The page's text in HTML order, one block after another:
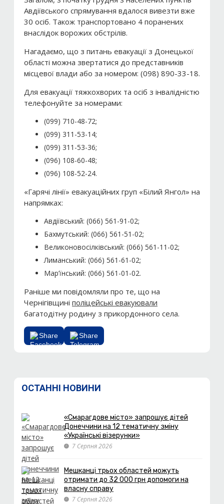
Авдіївського спрямування вдалося вивезти вже
30 осіб. Також транспортовано 4 поранених
внаслідок ворожих обстрілів.
Нагадаємо, що з питань евакуації з Донецької
області можна звертатися до представників
місцевої влади або за номером: (098) 890-33-18.
Для евакуації тяжкохворих та осіб з інвалідністю
телефонуйте за номерами:
(099) 710-48-72;
(099) 311-53-14;
(099) 311-53-36;
(096) 108-60-48;
(096) 108-52-24.
«Гарячі лінії» евакуаційних груп «Білий Янгол» на
напрямках:
Авдіївський: (066) 561-91-02;
Бахмутський: (066) 561-51-02;
Великоновосілківський: (066) 561-11-02;
Лиманський: (066) 561-61-02;
Мар’їнський: (066) 561-01-02.
Раніше ми повідомляли про те, що на
Чернігівщині поліцейські евакуювали
багатодітну родину з прикордонного села.
Share Share
ОСТАННІ НОВИНИ
«Смарагдове місто» запрошує дітей
Донеччини на 12 тематичну зміну
«Українські візерунки»
7 Серпня 2026
Мешканці трьох областей можуть
отримати до 32 000 грн допомоги на
власну справу
7 Серпня 2026